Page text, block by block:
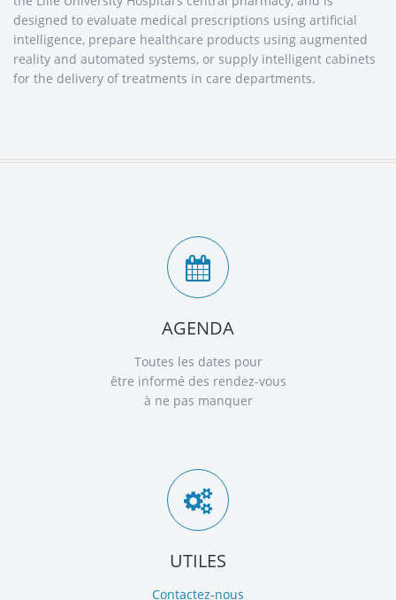
designed to evaluate medical prescriptions using artificial
intelligence, prepare healthcare products using augmented
reality and automated systems, or supply intelligent cabinets
for the delivery of treatments in care departments.
AGENDA
Toutes les dates pour
être informé des rendez-vous
à ne pas manquer
UTILES
Contactez-nous